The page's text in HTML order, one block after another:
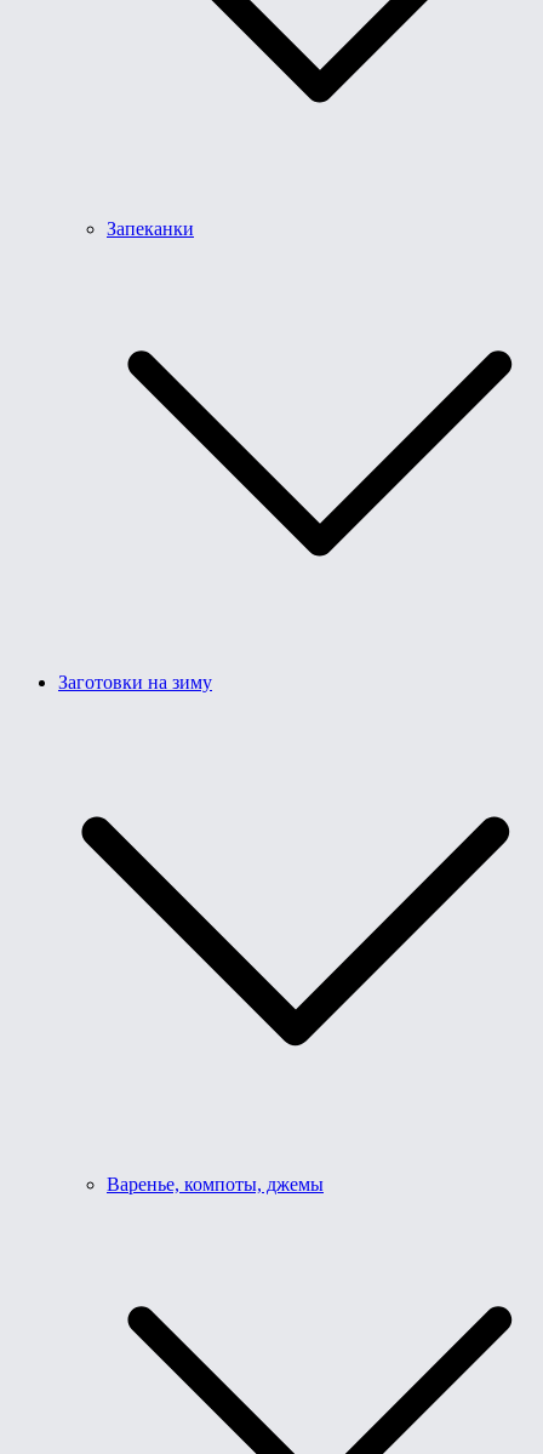
Запеканки
Заготовки на зиму
Варенье, компоты, джемы